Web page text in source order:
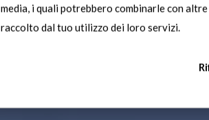
media, i quali potrebbero combinarle con
raccolto dal tuo utilizzo dei loro servizi.
Servis